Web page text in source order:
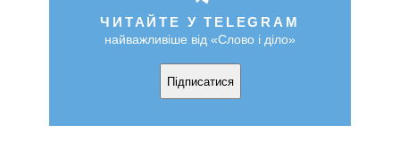
ЧИТАЙТЕ У TELEGRAM
найважливіше від «Слово і діло»
Підписатися